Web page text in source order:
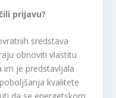
prijavu?
sredstava
obnoviti vlastitu
im je predstavljala
kvalitete